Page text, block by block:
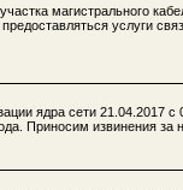
магистрального
услуги
ядра сети 21.04.2017
Приносим извинения за